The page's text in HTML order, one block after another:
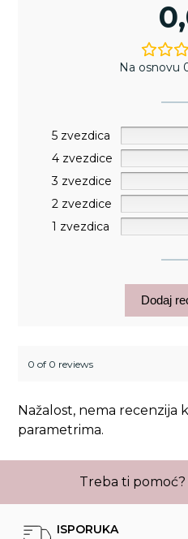
Na osnovu
5 zvezdica
4 zvezdice
3 zvezdice
2 zvezdice
1 zvezdica
Dodaj
0 of 0 reviews
Nažalost, nema recenzija
parametrima.
Treba ti pomoć?
ISPORUKA